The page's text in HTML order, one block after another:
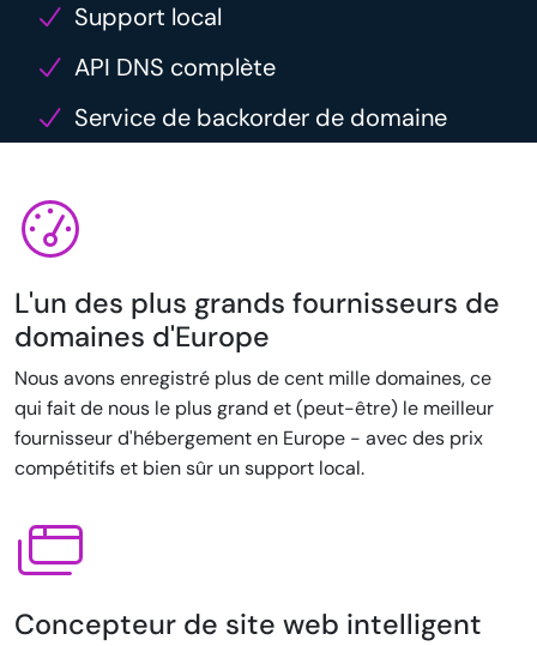
Support local
API DNS complète
Service de backorder de domaine
L'un des plus grands fournisseurs de
domaines d'Europe
Nous avons enregistré plus de cent mille domaines, ce
qui fait de nous le plus grand et (peut-être) le meilleur
fournisseur d'hébergement en Europe - avec des prix
compétitifs et bien sûr un support local.
Concepteur de site web intelligent